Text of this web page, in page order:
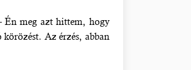
Én meg azt hittem, hogy
körözést. Az érzés, abban